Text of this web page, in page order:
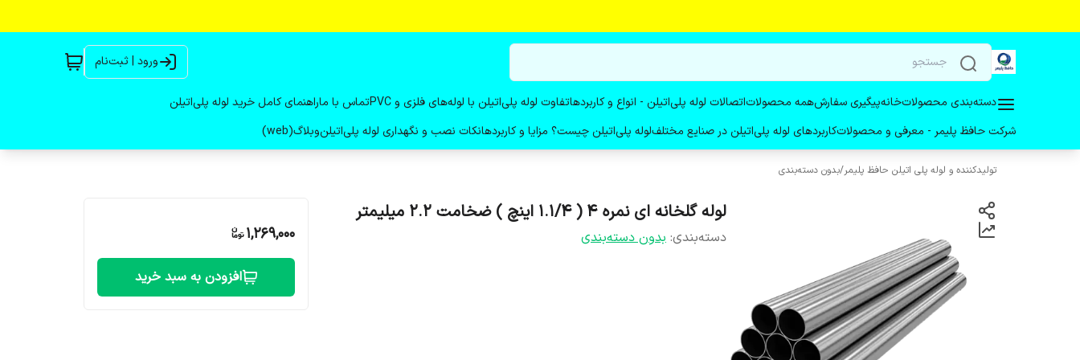
ورود | ثبت‌نام
دسته‌بندی محصولاتخانهپیگیری سفارشهمه محصولاتاتصالات لوله پلی‌اتیلن - انواع و کاربردهاتفاوت لوله پلی‌اتیلن با لوله‌های فلزی و PVC تماس با ماراهنمای کامل خرید لوله پلی‌اتیلن
شرکت حافظ پلیمر - معرفی و محصولاتکاربردهای لوله پلی‌اتیلن در صنایع مختلفلوله پلی‌اتیلن چیست؟ مزایا و کاربردهانکات نصب و نگهداری لوله پلی‌اتیلنوبلاگ(web)
تولیدکننده و لوله پلی اتیلن حافظ پلیمر/بدون دسته‌بندی
لوله گلخانه ای نمره 4 ( 1.1/4 اینچ ) ضخامت 2.2 میلیمتر
دسته‌بندی: بدون دسته‌بندی 1,269,000
افزودن به سبد خرید